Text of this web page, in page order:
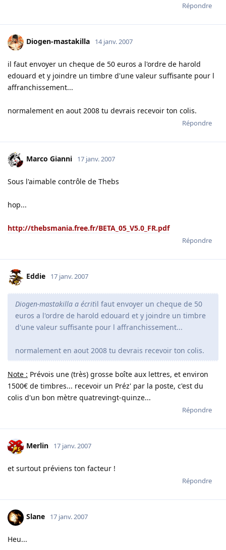
Répondre
Diogen-mastakilla 14 janv. 2007
il faut envoyer un cheque de 50 euros a l'ordre de harold
edouard et y joindre un timbre d'une valeur suffisante pour l
affranchissement...
normalement en aout 2008 tu devrais recevoir ton colis.
Répondre
Marco Gianni 17 janv. 2007
Sous l'aimable contrôle de Thebs
hop...
http://thebsmania.free.fr/BETA_05_V5.0_FR.pdf
Répondre
Eddie 17 janv. 2007
Diogen-mastakilla a écritil faut envoyer un cheque de 50
euros a l'ordre de harold edouard et y joindre un timbre
d'une valeur suffisante pour l affranchissement...
normalement en aout 2008 tu devrais recevoir ton colis.
Note : Prévois une (très) grosse boîte aux lettres, et environ
1500€ de timbres... recevoir un Préz' par la poste, c'est du
colis d'un bon mètre quatrevingt-quinze...
Répondre
Merlin 17 janv. 2007
et surtout préviens ton facteur !
Répondre
Slane 17 janv. 2007
Heu...